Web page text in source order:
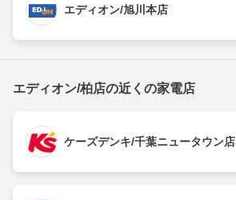
エディオン/旭川本店
エディオン/柏店の近くの家電店
ケーズデンキ/千葉ニュータウン店